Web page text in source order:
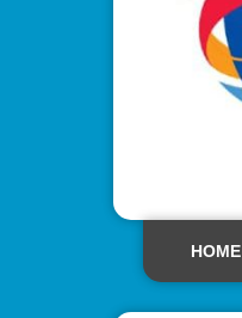
HOME